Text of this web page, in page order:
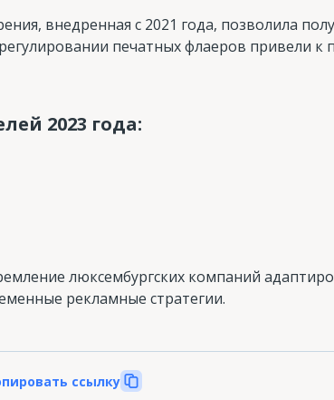
внедренная с 2021 года, позволила
печатных флаеров привели
2023 года:
люксембургских компаний
рекламные стратегии.
ссылку